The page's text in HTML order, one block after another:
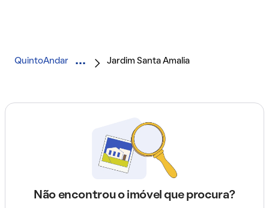
QuintoAndar Jardim Santa Amalia
Não encontrou o imóvel que procura?